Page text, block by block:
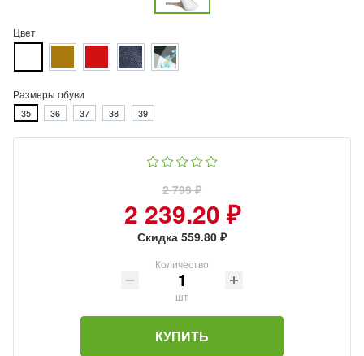
Цвет
Размеры обуви
35 36 37 38 39
2 799 ₽
2 239.20 ₽
Скидка 559.80 ₽
Количество
шт
КУПИТЬ